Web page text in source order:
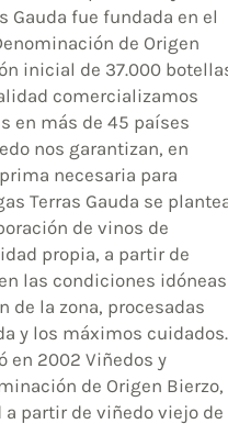
Gauda fue fundada en el
de Origen
inicial de 37.000
comercializamos
en más de 45 países
nos garantizan, en
necesaria para
Terras Gauda se
de vinos de
propia, a partir de
las condiciones idóneas
la zona, procesadas
y los máximos cuidados.
en 2002 Viñedos y
de Origen Bierzo,
partir de viñedo viejo de